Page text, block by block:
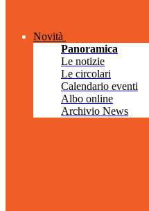
Novità
Panoramica
Le notizie
Le circolari
Calendario eventi
Albo online
Archivio News